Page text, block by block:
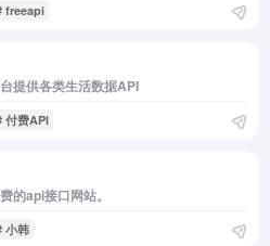
freeapi
提供各类生活数据API
付费API
的api接口网站。
小韩